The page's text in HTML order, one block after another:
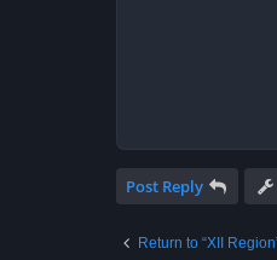
Post Reply
Return to “XII